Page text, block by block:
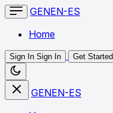
GENEN-ES
Home
Sign In Sign In Get Started
GENEN-ES